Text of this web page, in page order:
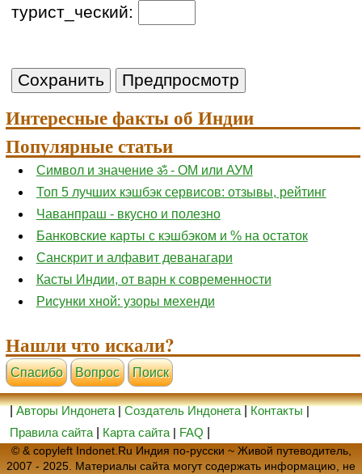
турист_ческий:
Интересные факты об Индии
Популярные статьи
Символ и значение ॐ - ОМ или АУМ
Топ 5 лучших кэшбэк сервисов: отзывы, рейтинг
Чаванпраш - вкусно и полезно
Банковские карты с кэшбэком и % на остаток
Санскрит и алфавит деванагари
Касты Индии, от варн к современности
Рисунки хной: узоры мехенди
Нашли что искали?
Cпасибо Вопрос Поиск
|Авторы Индонета|Создатель Индонета| Контакты
Правила сайта| Карта сайта| FAQ
© & copyleft Indonet.Ru Индия по-русски ~ Живой путеводитель,
2007 - 2025. Материалы сайта могут содержать информацию, не